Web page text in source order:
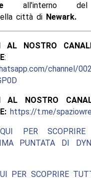
all’interno
città di Newark.
AL NOSTRO
:
channel/
AL NOSTRO
https://t.me/
PER SCOPRIRE
PUNTATA DI
PER SCOPRIRE